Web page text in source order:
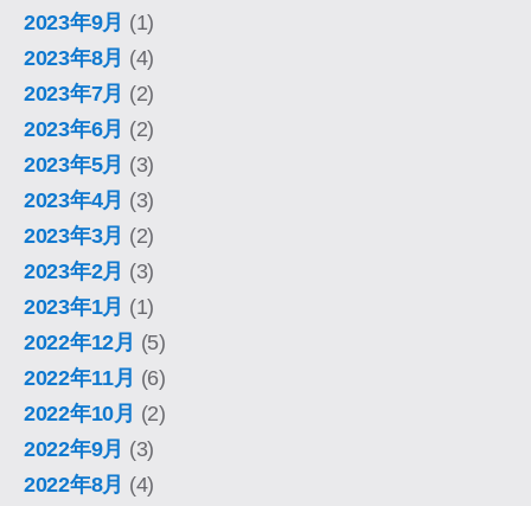
2023年9月 (1)
2023年8月 (4)
2023年7月 (2)
2023年6月 (2)
2023年5月 (3)
2023年4月 (3)
2023年3月 (2)
2023年2月 (3)
2023年1月 (1)
2022年12月 (5)
2022年11月 (6)
2022年10月 (2)
2022年9月 (3)
2022年8月 (4)